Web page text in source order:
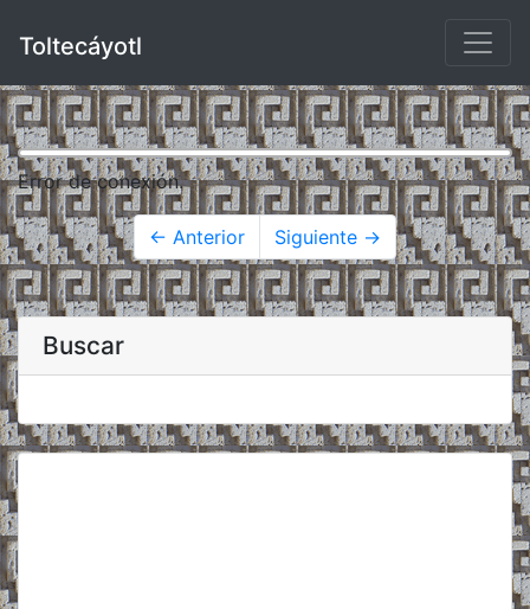
Toltecáyotl
Error de conexión.
← Anterior Siguiente →
Buscar